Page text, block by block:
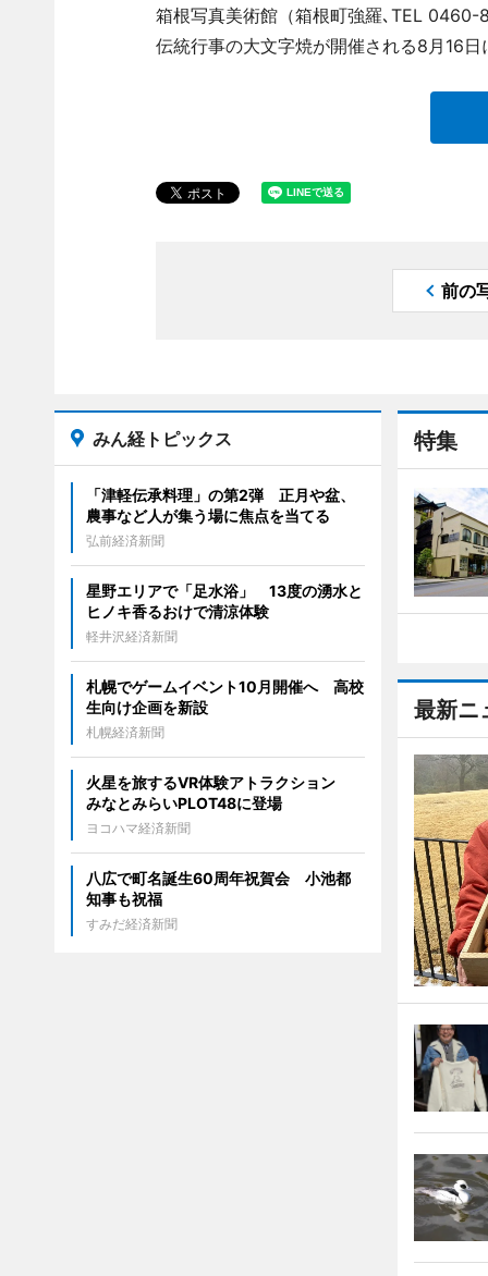
箱根写真美術館（箱根町強羅､TEL 0460-
伝統行事の大文字焼が開催される8月16
前の
特集
最新ニ
みん経トピックス
「津軽伝承料理」の第2弾 正月や盆、
農事など人が集う場に焦点を当てる
弘前経済新聞
星野エリアで「足水浴」 13度の湧水と
ヒノキ香るおけで清涼体験
軽井沢経済新聞
札幌でゲームイベント10月開催へ 高校
生向け企画を新設
札幌経済新聞
火星を旅するVR体験アトラクション
みなとみらいPLOT48に登場
ヨコハマ経済新聞
八広で町名誕生60周年祝賀会 小池都
知事も祝福
すみだ経済新聞